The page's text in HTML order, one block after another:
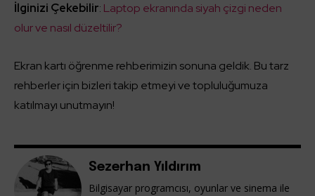
İlginizi Çekebilir: Laptop ekranında siyah çizgi neden
olur ve nasıl düzeltilir?
Ekran kartı öğrenme rehberimizin sonuna geldik. Bu tarz
rehberler için bizleri takip etmeyi ve topluluğumuza
katılmayı unutmayın!
Sezerhan Yıldırım
Bilgisayar programcısı, oyunlar ve sinema ile